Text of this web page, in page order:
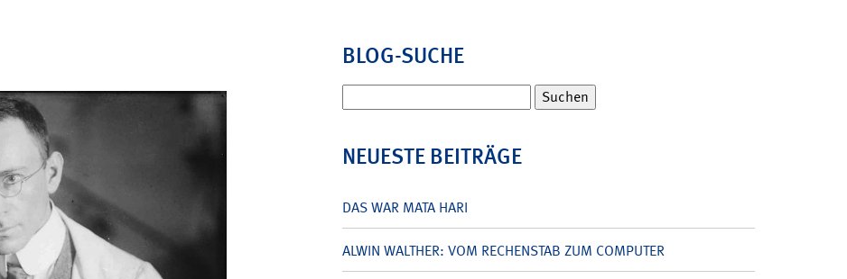
BLOG-SUCHE
nach:
NEUESTE BEITRÄGE
DAS WAR MATA HARI
ALWIN WALTHER: VOM RECHENSTAB ZUM COMPUTER